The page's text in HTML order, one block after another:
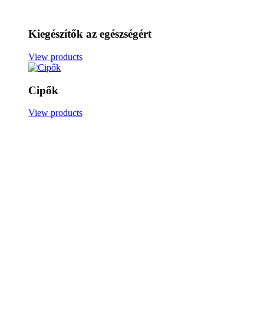
Kiegészítők az egészségért
View products
Cipők
View products